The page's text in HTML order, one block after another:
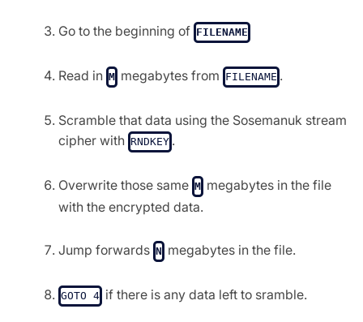
Go to the beginning of FILENAME
Read in M megabytes from FILENAME .
Scramble that data using the Sosemanuk stream
cipher with RNDKEY .
Overwrite those same M megabytes in the file
with the encrypted data.
Jump forwards N megabytes in the file.
GOTO 4 if there is any data left to sramble.